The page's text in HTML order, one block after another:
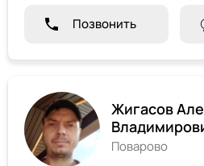
Позвонить
Жигасов
Поварово